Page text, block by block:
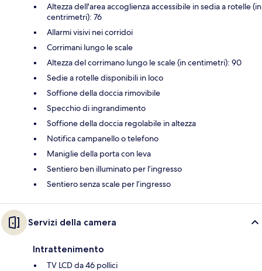
Altezza dell'area accoglienza accessibile in sedia a rotelle (in
centrimetri): 76
Allarmi visivi nei corridoi
Corrimani lungo le scale
Altezza del corrimano lungo le scale (in centimetri): 90
Sedie a rotelle disponibili in loco
Soffione della doccia rimovibile
Specchio di ingrandimento
Soffione della doccia regolabile in altezza
Notifica campanello o telefono
Maniglie della porta con leva
Sentiero ben illuminato per l’ingresso
Sentiero senza scale per l’ingresso
Servizi della camera
Intrattenimento
TV LCD da 46 pollici